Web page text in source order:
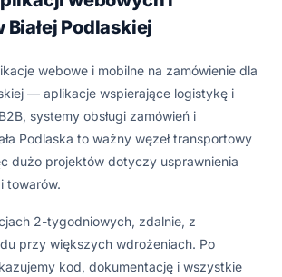
Podlaskiej
webowe i mobilne na zamówienie dla
— aplikacje wspierające logistykę i
systemy obsługi zamówień i
Podlaska to ważny węzeł transportowy
dużo projektów dotyczy usprawnienia
towarów.
2-tygodniowych, zdalnie, z
przy większych wdrożeniach. Po
kod, dokumentację i wszystkie